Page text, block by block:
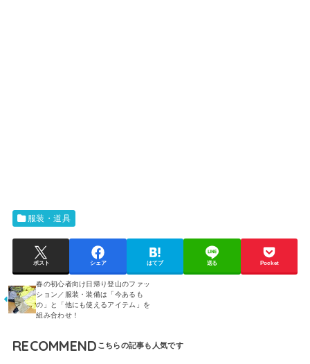
服装・道具
ポスト シェア はてブ 送る Pocket
春の初心者向け日帰り登山のファッ
ション／服装・装備は「今あるも
の」と「他にも使えるアイテム」を
組み合わせ！
RECOMMEND